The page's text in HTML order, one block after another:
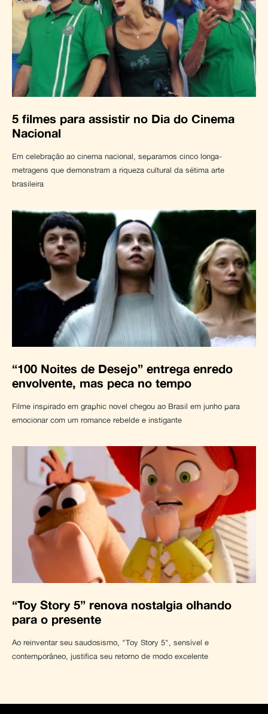
5 filmes para assistir no Dia do Cinema
Nacional
Em celebração ao cinema nacional, separamos cinco longa-
metragens que demonstram a riqueza cultural da sétima arte
brasileira
“100 Noites de Desejo” entrega enredo
envolvente, mas peca no tempo
Filme inspirado em graphic novel chegou ao Brasil em junho para
emocionar com um romance rebelde e instigante
“Toy Story 5” renova nostalgia olhando
para o presente
Ao reinventar seu saudosismo, "Toy Story 5", sensível e
contemporâneo, justifica seu retorno de modo excelente